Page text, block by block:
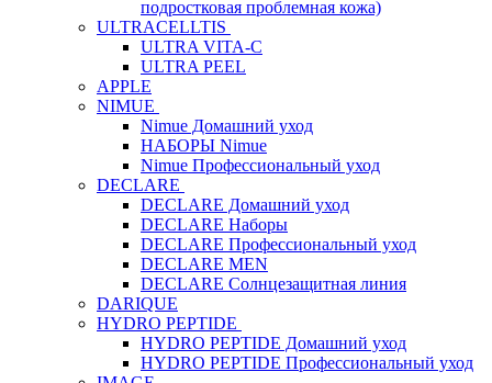
подростковая проблемная кожа)
ULTRACELLTIS
ULTRA VITA-C
ULTRA PEEL
APPLE
NIMUE
Nimue Домашний уход
НАБОРЫ Nimue
Nimue Профессиональный уход
DECLARE
DECLARE Домашний уход
DECLARE Наборы
DECLARE Профессиональный уход
DECLARE MEN
DECLARE Солнцезащитная линия
DARIQUE
HYDRO PEPTIDE
HYDRO PEPTIDE Домашний уход
HYDRO PEPTIDE Профессиональный уход